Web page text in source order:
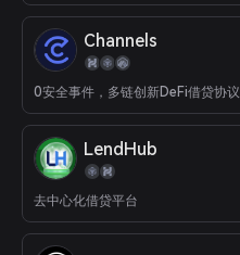
Channels
0安全事件，多链创新DeFi借贷协议
LendHub
去中心化借贷平台